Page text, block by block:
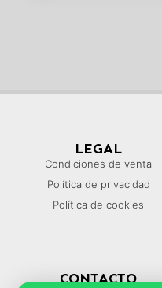
LEGAL
Condiciones de venta
Política de privacidad
Política de cookies
CONTACTO